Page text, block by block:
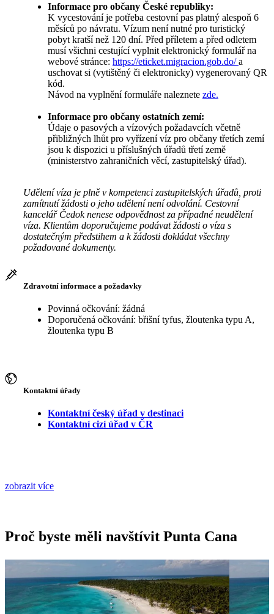
Informace pro občany České republiky:
K vycestování je potřeba cestovní pas platný alespoň 6
měsíců po návratu. Vízum není nutné pro turistický
pobyt kratší než 120 dní. Před příletem a před odletem
musí všichni cestující vyplnit elektronický formulář na
webové stránce: https://eticket.migracion.gob.do/a
uschovat si (vytištěný či elektronicky) vygenerovaný QR
kód.
Návod na vyplnění formuláře naleznete zde.
Informace pro občany ostatních zemí:
Údaje o pasových a vízových požadavcích včetně
přibližných lhůt pro vyřízení víz pro občany třetích zemí
jsou k dispozici u příslušných úřadů třetí země
(ministerstvo zahraničních věcí, zastupitelský úřad).
Udělení víza je plně v kompetenci zastupitelských úřadů, proti
zamítnutí žádosti o jeho udělení není odvolání. Cestovní
kancelář Čedok nenese odpovědnost za případné neudělení
víza. Klientům doporučujeme podávat žádosti o víza s
dostatečným předstihem a k žádosti dokládat všechny
požadované dokumenty.
Zdravotní informace a požadavky
Povinná očkování: žádná
Doporučená očkování: břišní tyfus, žloutenka typu A,
žloutenka typu B
Kontaktní úřady
Kontaktní český úřad v destinaci
Kontaktní cizí úřad v ČR
zobrazit více
Proč byste měli navštívit Punta Cana